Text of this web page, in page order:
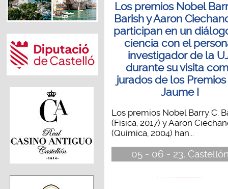
Los premios Nobel
Barish y Aaron
participan en un
ciencia con el
investigador de la
durante su visita
jurados de los Premios
Jaume I
Los premios Nobel Barry C.
(Física, 2017) y Aaron
(Química, 2004) han...
05 - 06 - 23,